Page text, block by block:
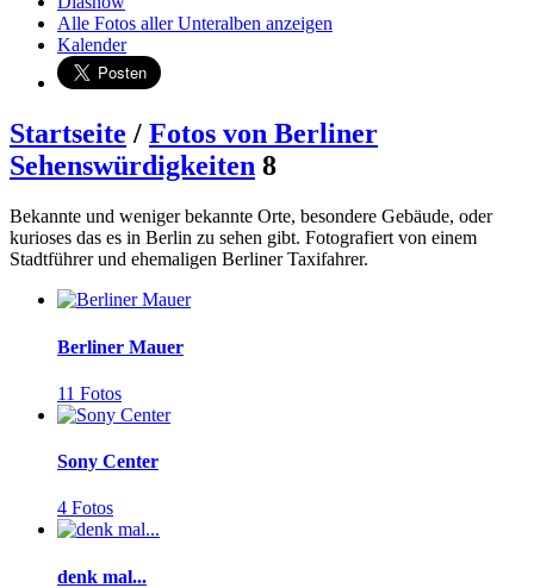
Alle Fotos aller Unteralben anzeigen
Kalender
Startseite / Fotos von Berliner
Sehenswürdigkeiten 8
Bekannte und weniger bekannte Orte, besondere Gebäude, oder
kurioses das es in Berlin zu sehen gibt. Fotografiert von einem
Stadtführer und ehemaligen Berliner Taxifahrer.
Berliner Mauer
11 Fotos
Sony Center
4 Fotos
denk mal...